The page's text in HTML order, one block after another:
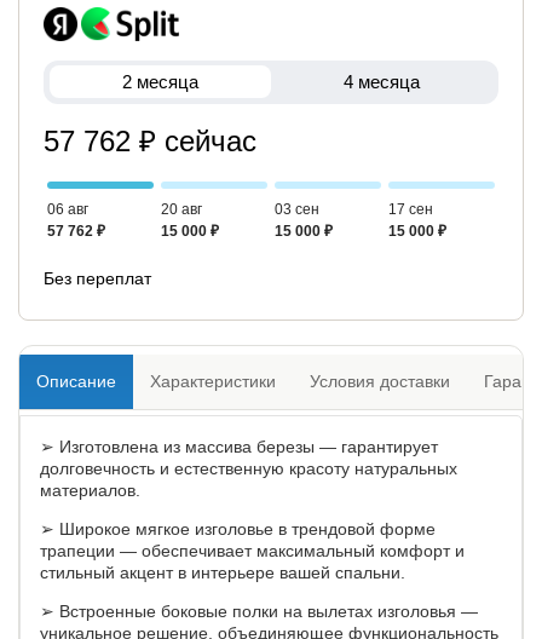
2 месяца 4 месяца
57 762 ₽ сейчас
06 авг
57 762 ₽
20 авг
15 000 ₽
03 сен
15 000 ₽
17 сен
15 000 ₽
Без переплат
Описание Характеристики Условия доставки
➢ Изготовлена из массива березы — гарантирует
долговечность и естественную красоту натуральных
материалов.
➢ Широкое мягкое изголовье в трендовой форме
трапеции — обеспечивает максимальный комфорт и
стильный акцент в интерьере вашей спальни.
➢ Встроенные боковые полки на вылетах изголовья —
уникальное решение, объединяющее функциональность